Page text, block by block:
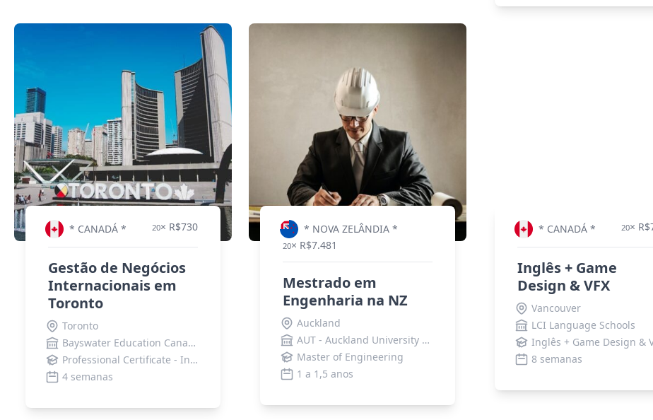
* CANADÁ * 20× R$730
Gestão de Negócios
Internacionais em
Toronto
Toronto
Bayswater Education Canada
Professional Certificate - International Business
4 semanas
* NOVA ZELÂNDIA *
20× R$7.481
Mestrado em
Engenharia na NZ
Auckland
AUT - Auckland University of Technology
Master of Engineering
1 a 1,5 anos
* CANADÁ * 20×
Inglês + Game
Design & VFX
Vancouver
LCI Language Schools
Inglês + Game Design &
8 semanas